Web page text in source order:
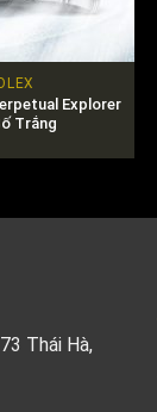
Explorer
Trắng
Thái Hà,